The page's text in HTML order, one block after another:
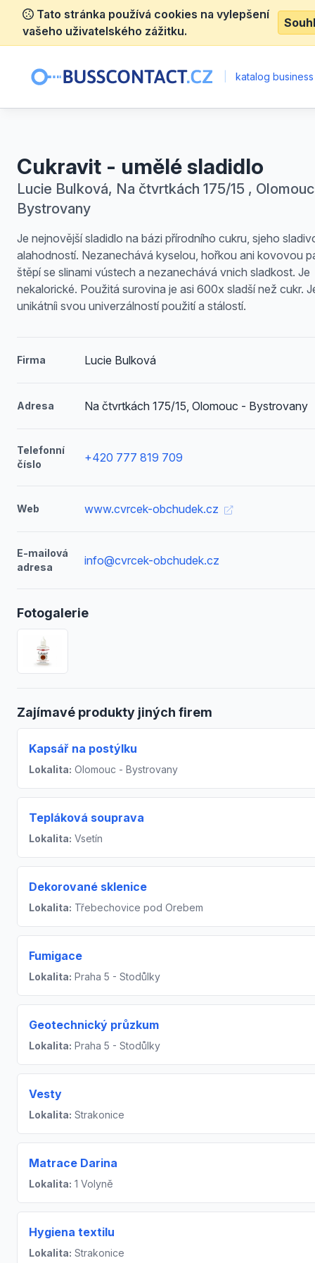
Tato stránka používá cookies na vylepšení
vašeho uživatelského zážitku.
katalog
Cukravit - umělé sladidlo
Lucie Bulková, Na čtvrtkách 175/15 ,
Bystrovany
Je nejnovější sladidlo na bázi přírodního cukru, sjeho
alahodností. Nezanechává kyselou, hořkou ani kovovou
štěpí se slinami vústech a nezanechává vnich sladkost. Je
nekalorické. Použitá surovina je asi 600x sladší než cukr.
unikátníi svou univerzálností použití a stálostí.
Firma Lucie Bulková
Adresa Na čtvrtkách 175/15, Olomouc - Bystrovany
Telefonní
číslo
+420 777 819 709
Web www.cvrcek-obchudek.cz
E-mailová
adresa
info@cvrcek-obchudek.cz
Fotogalerie
Zajímavé produkty jiných firem
Kapsář na postýlku
Lokalita: Olomouc - Bystrovany
Tepláková souprava
Lokalita: Vsetín
Dekorované sklenice
Lokalita: Třebechovice pod Orebem
Fumigace
Lokalita: Praha 5 - Stodůlky
Geotechnický průzkum
Lokalita: Praha 5 - Stodůlky
Vesty
Lokalita: Strakonice
Matrace Darina
Lokalita: 1 Volyně
Hygiena textilu
Lokalita: Strakonice